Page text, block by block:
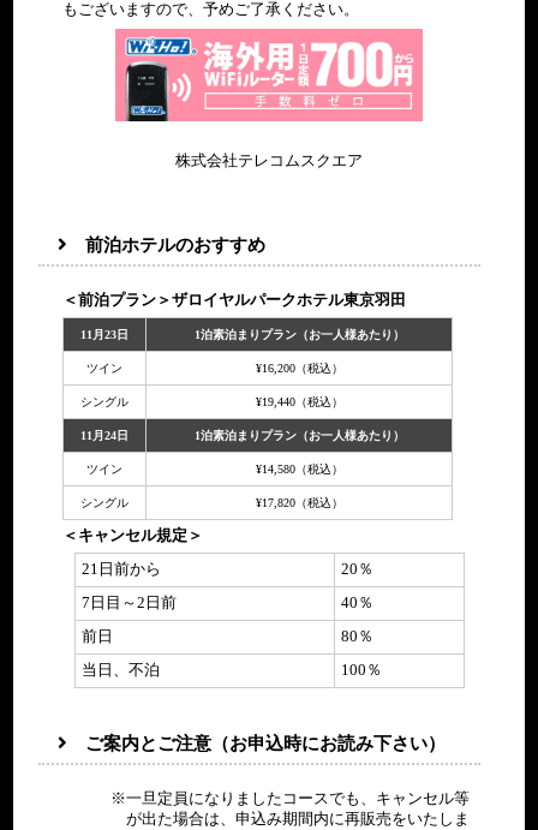
もございますので、予めご了承ください。
株式会社テレコムスクエア
前泊ホテルのおすすめ
＜前泊プラン＞ザロイヤルパークホテル東京羽田
11月23日 1泊素泊まりプラン（お一人様あたり）
ツイン ¥16,200（税込）
シングル ¥19,440（税込）
11月24日 1泊素泊まりプラン（お一人様あたり）
ツイン ¥14,580（税込）
シングル ¥17,820（税込）
＜キャンセル規定＞
21日前から
20％
7日目～2日前
40％
前日
80％
当日、不泊
100％
ご案内とご注意（お申込時にお読み下さい）
一旦定員になりましたコースでも、キャンセル等
が出た場合は、申込み期間内に再販売をいたしま